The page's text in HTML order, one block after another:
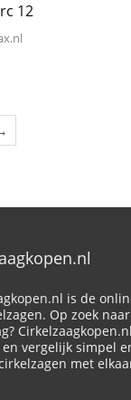
12
is de
Op zoek
vergelijk simpel
met